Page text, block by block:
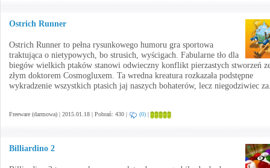
Ostrich Runner
Ostrich Runner to pełna rysunkowego humoru gra sportowa
traktująca o nietypowych, bo strusich, wyścigach. Fabularne tło dla
biegów wielkich ptaków stanowi odwieczny konflikt pierzastych stworzeń
złym doktorem Cosmogluxem. Ta wredna kreatura rozkazała podstępne
wykradzenie wszystkich ptasich jaj naszych bohaterów, lecz niegodziwiec
Freeware (darmowa) | 2015.01.18 | Pobrań: 430 | (0) |
Billiardino 2